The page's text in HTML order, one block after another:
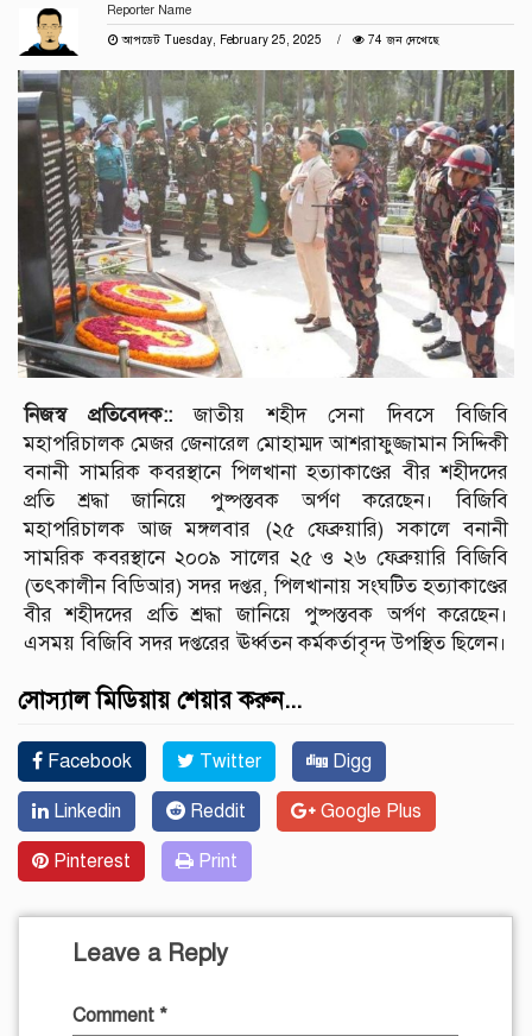
Reporter Name
আপডেট Tuesday, February 25, 2025
74 জন দেখেছে
নিজস্ব প্রতিবেদক::জাতীয় শহীদ সেনা দিবসে বিজিবি
মহাপরিচালক মেজর জেনারেল মোহাম্মদ আশরাফুজ্জামান সিদ্দিকী
বনানী সামরিক কবরস্থানে পিলখানা হত্যাকাণ্ডের বীর শহীদদের
প্রতি শ্রদ্ধা জানিয়ে পুষ্পস্তবক অর্পণ করেছেন। বিজিবি
মহাপরিচালক আজ মঙ্গলবার (২৫ ফেব্রুয়ারি) সকালে বনানী
সামরিক কবরস্থানে ২০০৯ সালের ২৫ ও ২৬ ফেব্রুয়ারি বিজিবি
(তৎকালীন বিডিআর) সদর দপ্তর, পিলখানায় সংঘটিত হত্যাকাণ্ডের
বীর শহীদদের প্রতি শ্রদ্ধা জানিয়ে পুষ্পস্তবক অর্পণ করেছেন।
এসময় বিজিবি সদর দপ্তরের ঊর্ধ্বতন কর্মকর্তাবৃন্দ উপস্থিত ছিলেন।
সোস্যাল মিডিয়ায় শেয়ার করুন...
Facebook Twitter Digg
Linkedin Reddit Google Plus
Pinterest Print
Leave a Reply
Comment *